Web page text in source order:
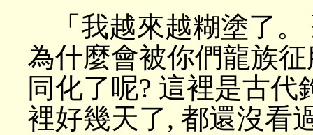
「我越來越糊塗了
為什麼會被你們龍族
同化了呢? 這裡是古
裡好幾天了, 都還沒看